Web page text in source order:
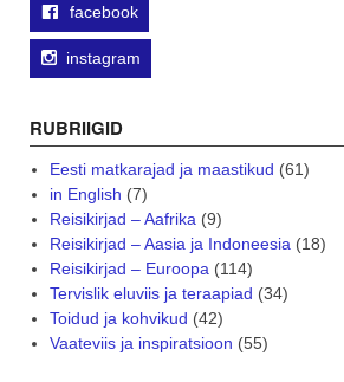
facebook
instagram
RUBRIIGID
Eesti matkarajad ja maastikud (61)
in English (7)
Reisikirjad – Aafrika (9)
Reisikirjad – Aasia ja Indoneesia (18)
Reisikirjad – Euroopa (114)
Tervislik eluviis ja teraapiad (34)
Toidud ja kohvikud (42)
Vaateviis ja inspiratsioon (55)